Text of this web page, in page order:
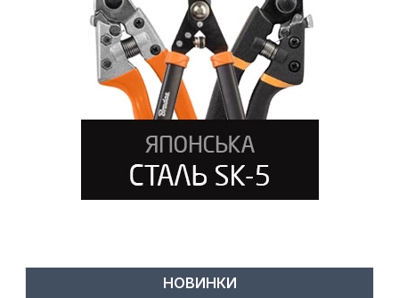
НОВИНКИ